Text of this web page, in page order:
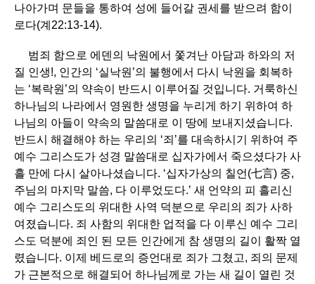
나아가며 문들을 통하여 성에 들어갈 권세를 받으려 함이
로다(계22:13-14).
범죄 함으로 에덴의 낙원에서 쫓겨난 아담과 하와의 저
질 인생!, 인간의 ‘실낙원’의 불행에서 다시 낙원을 회복하
는 ‘복락원’의 약속이 반드시 이루어질 것입니다. 거룩하신
하나님의 나라에서 영원한 생명을 누리게 하기 위하여 하
나님의 아들이 약속의 말씀대로 이 땅에 보내지셨습니다.
반드시 해결해야 하는 우리의 ‘죄’를 대속하시기 위하여 주
예수 그리스도가 성경 말씀대로 십자가에서 죽으셨다가 사
흘 만에 다시 살아나셨습니다. ‘십자가상의 칠언(七言) 중,
주님의 마지막 말씀, 다 이루었도다.’ 새 언약의 피 흘리신
예수 그리스도의 위대한 사역 덕분으로 우리의 죄가 사하
여졌습니다. 죄 사함의 위대한 업적을 다 이루신 예수 그리
스도 덕분에 죄인 된 모든 인간에게 참 생명의 길이 활짝 열
렸습니다. 이제 베드로의 증언대로 죄가 그쳤고, 죄의 문제
가 근본적으로 해결되어 하나님께로 가는 새 길이 열린 것